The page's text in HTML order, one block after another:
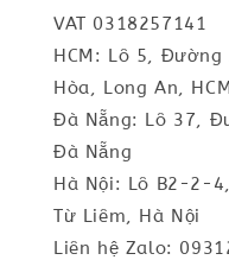
VAT 0318257141
HCM: Lô 5, Đường
Hòa, Long An,
Đà Nẵng: Lô 37,
Đà Nẵng
Hà Nội: Lô B2-2-4,
Từ Liêm, Hà Nội
Liên hệ Zalo: